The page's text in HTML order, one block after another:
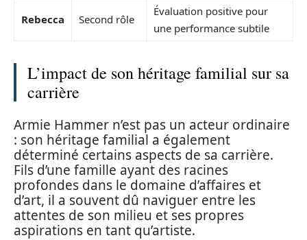
Rebecca Second rôle
Évaluation positive pour
une performance subtile
L’impact de son héritage familial sur sa
carrière
Armie Hammer n’est pas un acteur ordinaire
: son héritage familial a également
déterminé certains aspects de sa carrière.
Fils d’une famille ayant des racines
profondes dans le domaine d’affaires et
d’art, il a souvent dû naviguer entre les
attentes de son milieu et ses propres
aspirations en tant qu’artiste.